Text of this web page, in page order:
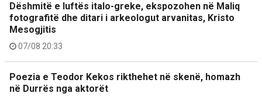
Dëshmitë e luftës italo-greke, ekspozohen në Maliq
fotografitë dhe ditari i arkeologut arvanitas, Kristo
Mesogjitis
07/08 20:33
Poezia e Teodor Kekos rikthehet në skenë, homazh
në Durrës nga aktorët